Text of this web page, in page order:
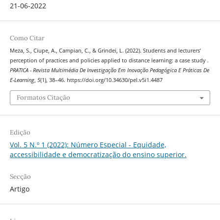
21-06-2022
Como Citar
Meza, S., Ciupe, A., Campian, C., & Grindei, L. (2022). Students and lecturers’
perception of practices and policies applied to distance learning: a case study .
PRATICA - Revista Multimédia De Investigação Em Inovação Pedagógica E Práticas De
E-Learning, 5(1), 38–46. https://doi.org/10.34630/pel.v5i1.4487
Formatos Citação
Edição
Vol. 5 N.º 1 (2022): Número Especial - Equidade,
accessibilidade e democratização do ensino superior.
Secção
Artigo